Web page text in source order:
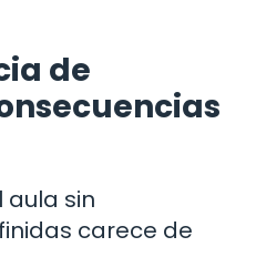
de
sin
carece de